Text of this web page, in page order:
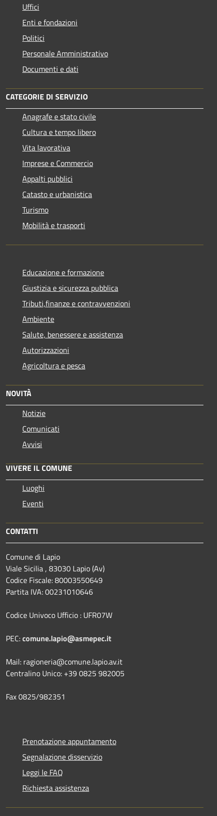
Uffici
Enti e fondazioni
Politici
Personale Amministrativo
Documenti e dati
CATEGORIE DI SERVIZIO
Anagrafe e stato civile
Cultura e tempo libero
Vita lavorativa
Imprese e Commercio
Appalti pubblici
Catasto e urbanistica
Turismo
Mobilità e trasporti
Educazione e formazione
Giustizia e sicurezza pubblica
Tributi,finanze e contravvenzioni
Ambiente
Salute, benessere e assistenza
Autorizzazioni
Agricoltura e pesca
NOVITÀ
Notizie
Comunicati
Avvisi
VIVERE IL COMUNE
Luoghi
Eventi
CONTATTI
Comune di Lapio
Viale Sicilia , 83030 Lapio (Av)
Codice Fiscale: 80003550649
Partita IVA: 00231010646
Codice Univoco Ufficio : UFR07W
PEC:comune.lapio@asmepec.it
Mail: ragioneria@comune.lapio.av.it
Centralino Unico: +39 0825 982005
Fax 0825/982351
Prenotazione appuntamento
Segnalazione disservizio
Leggi le FAQ
Richiesta assistenza